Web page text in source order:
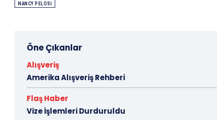
NANCY PELOSI
Öne Çıkanlar
Alışveriş
Amerika Alışveriş Rehberi
Flaş Haber
Vize İşlemleri Durduruldu